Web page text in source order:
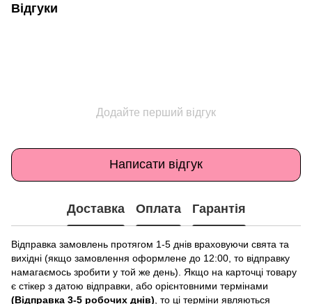
Відгуки
Додайте перший відгук
Написати відгук
Доставка Оплата Гарантія
Відправка замовлень протягом 1-5 днів враховуючи свята та
вихідні (якщо замовлення оформлене до 12:00, то відправку
намагаємось зробити у той же день). Якщо на карточці товару
є стікер з датою відправки, або орієнтовними термінами
(Відправка 3-5 робочих днів) , то ці терміни являються